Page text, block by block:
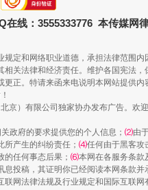
在线：3555333776 本传媒网
定和网络职业道德，承担法律范围
关法律和经济责任。维护各国宪法
正。特请来函来电说明本网站提供
京）有限公司独家协办发布广告。欢
政府的要求提供您的个人信息； ⑵由
产生的纠纷责任； ⑷任何由于黑客攻
的任何事态后果； ⑹本网在各服务条款
投稿，其证明你已经阅读本网条款
网法律法规及行业规定和国际互联网